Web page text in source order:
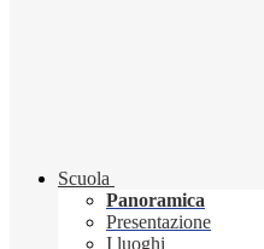
Scuola
Panoramica
Presentazione
I luoghi